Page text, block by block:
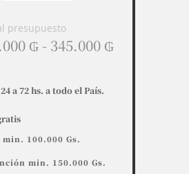
presupuesto
₲ - 345.000 ₲Rango
a 72 hs. a todo el País.
100.000 Gs.
min. 150.000 Gs.